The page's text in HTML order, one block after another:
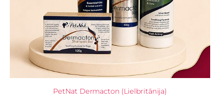
PetNat Dermacton (Lielbritānija)